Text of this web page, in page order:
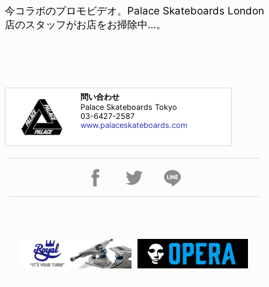
今コラボのプロモビデオ。Palace Skateboards London
店のスタッフがお店をお掃除中…。
問い合わせ
Palace Skateboards Tokyo
03-6427-2587
www.palaceskateboards.com